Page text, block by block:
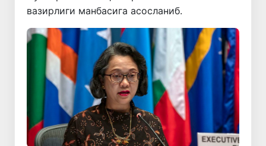
вазирлиги манбасига асосланиб.